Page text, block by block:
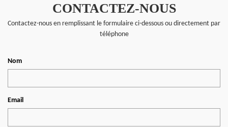
CONTACTEZ-NOUS
Contactez-nous en remplissant le formulaire ci-dessous ou directement par
téléphone
Nom
Email